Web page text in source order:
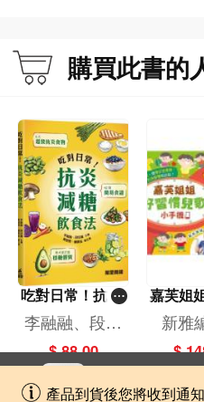
產品到貨後您將收到通知
購買此書的
吃對日常！抗炎
減糖飲食法
李融融、段佳
麗,黃梨煜、顧
凱辰
$ 88.00
嘉芙姐
兒歌
新雅
$
擁抱更全面的購物和文